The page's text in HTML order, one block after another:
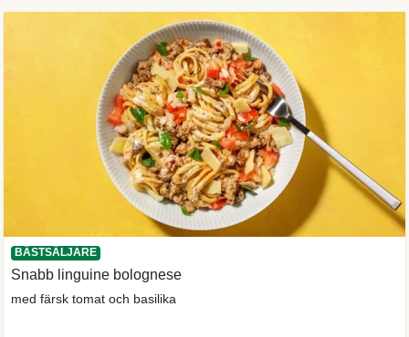
BÄSTSÄLJARE
Snabb linguine bolognese
med färsk tomat och basilika